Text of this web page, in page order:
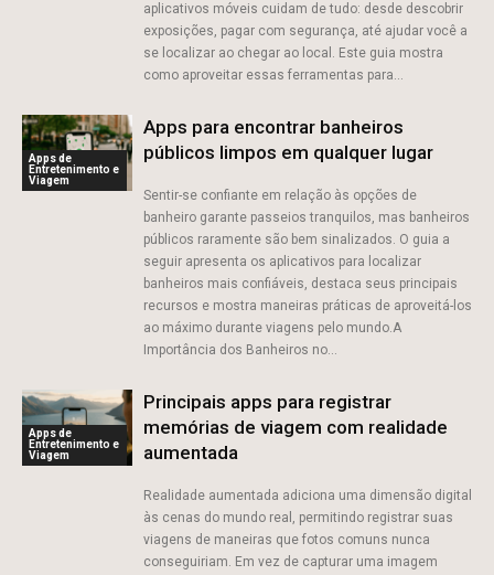
aplicativos móveis cuidam de tudo: desde descobrir
exposições, pagar com segurança, até ajudar você a
se localizar ao chegar ao local. Este guia mostra
como aproveitar essas ferramentas para...
Apps de
Entretenimento e
Viagem
Apps para encontrar banheiros
públicos limpos em qualquer lugar
Sentir-se confiante em relação às opções de
banheiro garante passeios tranquilos, mas banheiros
públicos raramente são bem sinalizados. O guia a
seguir apresenta os aplicativos para localizar
banheiros mais confiáveis, destaca seus principais
recursos e mostra maneiras práticas de aproveitá-los
ao máximo durante viagens pelo mundo.A
Importância dos Banheiros no...
Apps de
Entretenimento e
Viagem
Principais apps para registrar
memórias de viagem com realidade
aumentada
Realidade aumentada adiciona uma dimensão digital
às cenas do mundo real, permitindo registrar suas
viagens de maneiras que fotos comuns nunca
conseguiriam. Em vez de capturar uma imagem